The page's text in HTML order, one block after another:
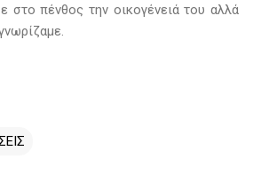
στο πένθος την οικογένειά του αλλά